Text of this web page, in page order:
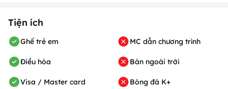
Tiện ích
Ghế trẻ em
Điều hòa
Visa / Master card
MC dẫn chương trình
Bàn ngoài trời
Bóng đá K+